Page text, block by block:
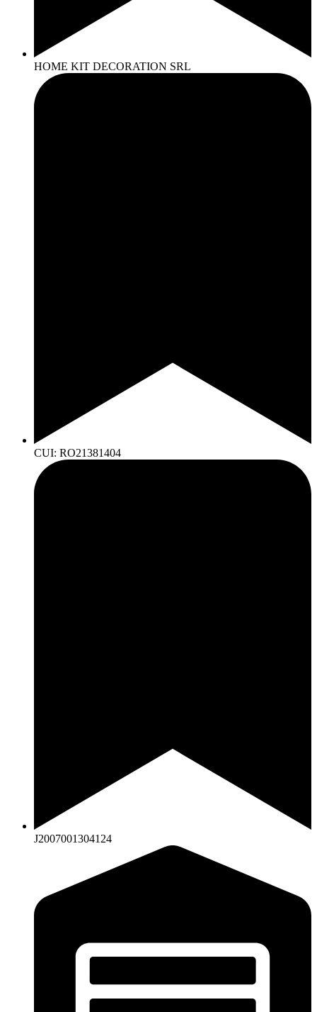
HOME KIT DECORATION SRL
CUI: RO21381404
J2007001304124